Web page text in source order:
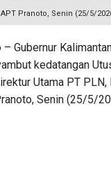
Pranoto, Senin (25/5/
– Gubernur
kedatangan
Utama PT
Senin (25/5/